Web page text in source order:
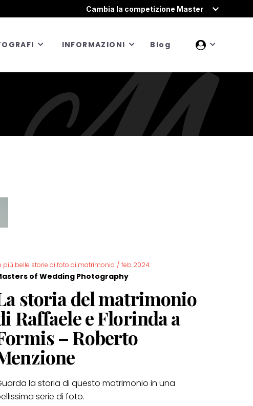
Cambia la competizione Master
INFORMAZIONI Blog
più belle storie di foto di matrimonio / feb 2024
of Wedding Photography
storia del matrimonio
Raffaele e Florinda a
– Roberto
la storia di questo matrimonio in una
serie di foto.